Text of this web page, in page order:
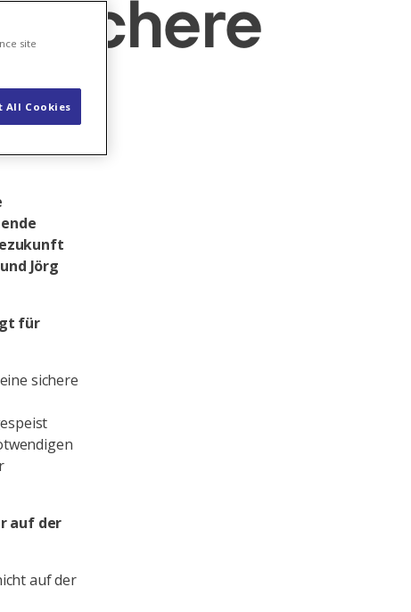
sichere
Jörg
für
sichere
auf der
auf der
site
All Cookies